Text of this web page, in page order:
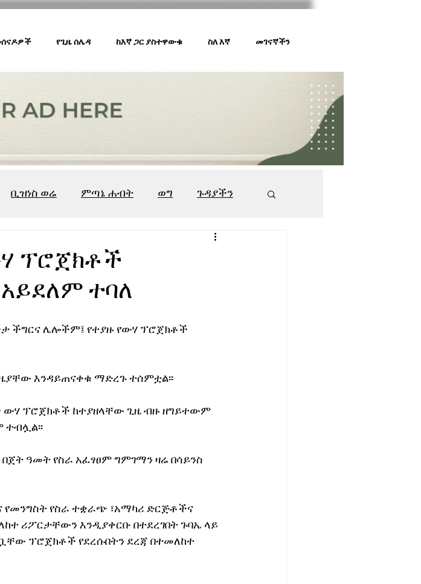
የጊዜ ሰሌዳ ከእኛ ጋር ያስተዋውቁ ስለ እኛ መገናኛችን
ቢዝነስ ወሬ ምጣኔ ሐብት ወግ ጉዳያችን
547
ፕሮጀክቶች
ተባለ
ችግርና ሌሎችም፤ የተያዙ የውሃ ፕሮጀክቶች
እንዳይጠናቀቁ ማድረጉ ተሰምቷል፡፡
ውሃ ፕሮጀክቶች ከተያዘላቸው ጊዜ ብዙ ዘግይተውም
ዓመት የስራ አፈፃፀም ግምገማን ዛሬ በሳይንስ
የመንግስት የስራ ተቋራጭ ፣አማካሪ ድርጅቶችና
ሪፖርታቸውን እንዲያቀርቡ በተደረገበት ጉባኤ ላይ
ፕሮጀክቶች የደረሱበትን ደረጃ በተመለከተ